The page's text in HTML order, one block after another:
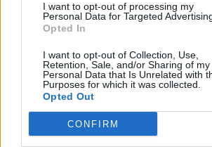
I want to opt-out of processing my
Personal Data for Targeted
Opted In
I want to opt-out of Collection, Use,
Retention, Sale, and/or Sharing of my
Personal Data that Is Unrelated with
Purposes for which it was collected.
Opted Out
CONFIRM
TP Greece: Πώς
μέλλον του Insurance στην
Advertorial